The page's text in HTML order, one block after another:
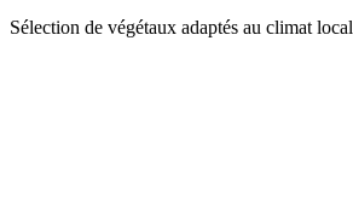
Sélection de végétaux adaptés au climat local